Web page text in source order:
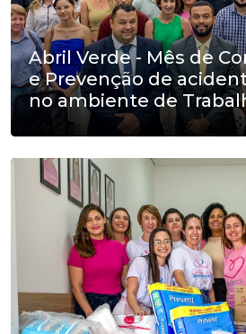
Abril Verde - Mês de
e Prevenção de
no ambiente de